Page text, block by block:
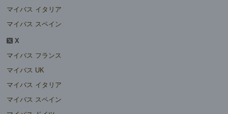
マイバス イタリア
マイバス スペイン
X
マイバス フランス
マイバス UK
マイバス イタリア
マイバス スペイン